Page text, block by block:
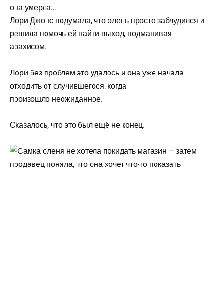
она умерла…
Лори Джонс подумала, что олень просто заблудился и
решила помочь ей найти выход, подманивая
арахисом.
Лори без проблем это удалось и она уже начала
отходить от случившегося, когда
произошло неожиданное.
Оказалось, что это был ещё не конец.